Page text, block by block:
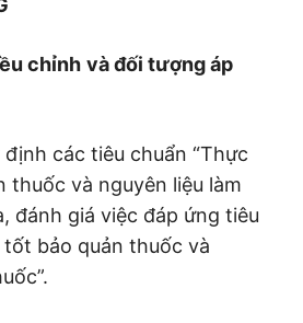
chỉnh và đối tượng áp
các tiêu chuẩn “Thực
thuốc và nguyên liệu làm
đánh giá việc đáp ứng tiêu
tốt bảo quản thuốc và